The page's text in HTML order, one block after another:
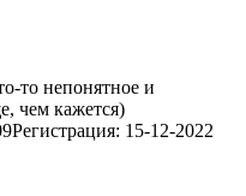
то непонятное и
чем кажется)
Регистрация: 15-12-2022